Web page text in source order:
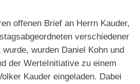
offenen Brief an Herrn Kauder,
verschiedener
wurden Daniel Kohn und
der WerteInitiative zu einem
Kauder eingeladen. Dabei